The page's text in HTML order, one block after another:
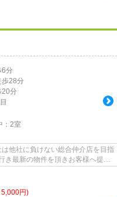
6分
歩28分
20分
2室
他社に負けない総合仲介店を目指
き最新の物件を頂きお客様へ提供
円)